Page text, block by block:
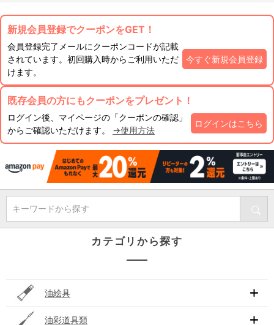
新規会員登録でクーポンをGET！
会員登録完了メールにクーポンコードが記載
されています。初回購入時からご利用いただ
けます。
今すぐ新規会員登録
既存会員の方にもクーポンをプレゼント！
ログイン後、マイページの「クーポンの確認」
からご確認いただけます。 →使用方法
ログインはこちら
キーワードから探す
カテゴリから探す
油絵具
油彩道具類